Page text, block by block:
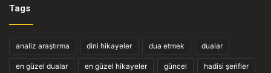
Tags
analiz araştırma dini hikayeler dua etmek dualar
en güzel dualar en güzel hikayeler güncel hadisi şerifler